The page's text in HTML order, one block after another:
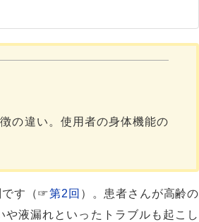
の違い。使用者の身体機能の
です（☞第2回 ）。患者さんが高齢の
液漏れといったトラブルも起こし